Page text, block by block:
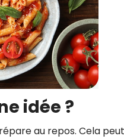
idée ?
au repos. Cela peut